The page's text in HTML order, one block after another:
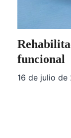
funcional
16 de julio de